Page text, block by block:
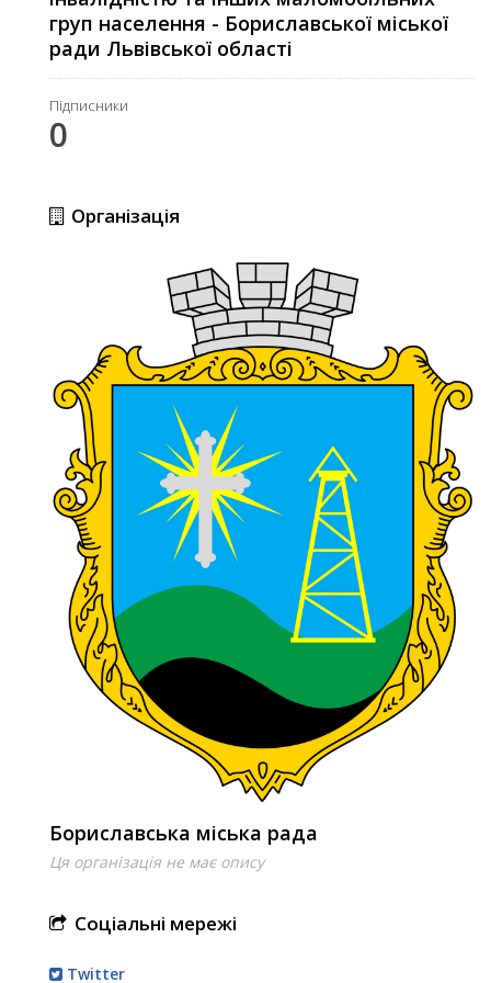
груп населення - Бориславської міської
ради Львівської області
Підписники
0
Організація
Бориславська міська рада
Ця організація не має опису
Соціальні мережі
Twitter